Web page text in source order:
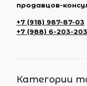
продавцов-
+7 (918) 987-87-03
+7 (988) 6-203-203
Категории